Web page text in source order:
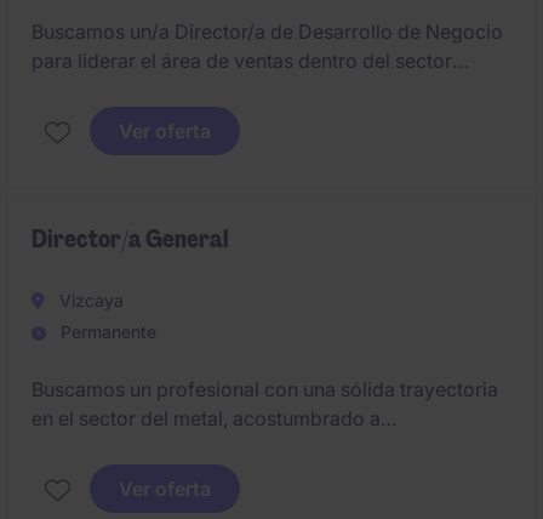
Buscamos un/a Director/a de Desarrollo de Negocio
para liderar el área de ventas dentro del sector
requiere experiencia consolidada en la gestión de
estrategias comerciales
Ver oferta
Director/a General
Vizcaya
Permanente
Buscamos un profesional con una sólida trayectoria
en el sector del metal, acostumbrado a
Deberá combinar una fuerte orientación comercial
con capacidad de gestión empresarial, liderazgo
Ver oferta